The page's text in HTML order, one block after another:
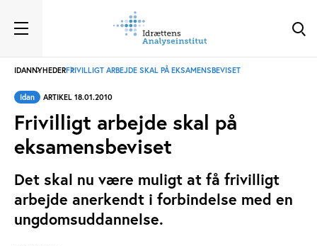
IDANNYHEDERFRIVILLIGT ARBEJDE SKAL PÅ EKSAMENSBEVISET
Idan ARTIKEL 18.01.2010
Frivilligt arbejde skal på
eksamensbeviset
Det skal nu være muligt at få frivilligt
arbejde anerkendt i forbindelse med en
ungdomsuddannelse.